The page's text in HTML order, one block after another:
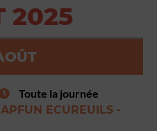
2025
Toute la journée
ECUREUILS -